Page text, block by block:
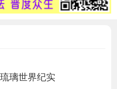
璃世界纪实